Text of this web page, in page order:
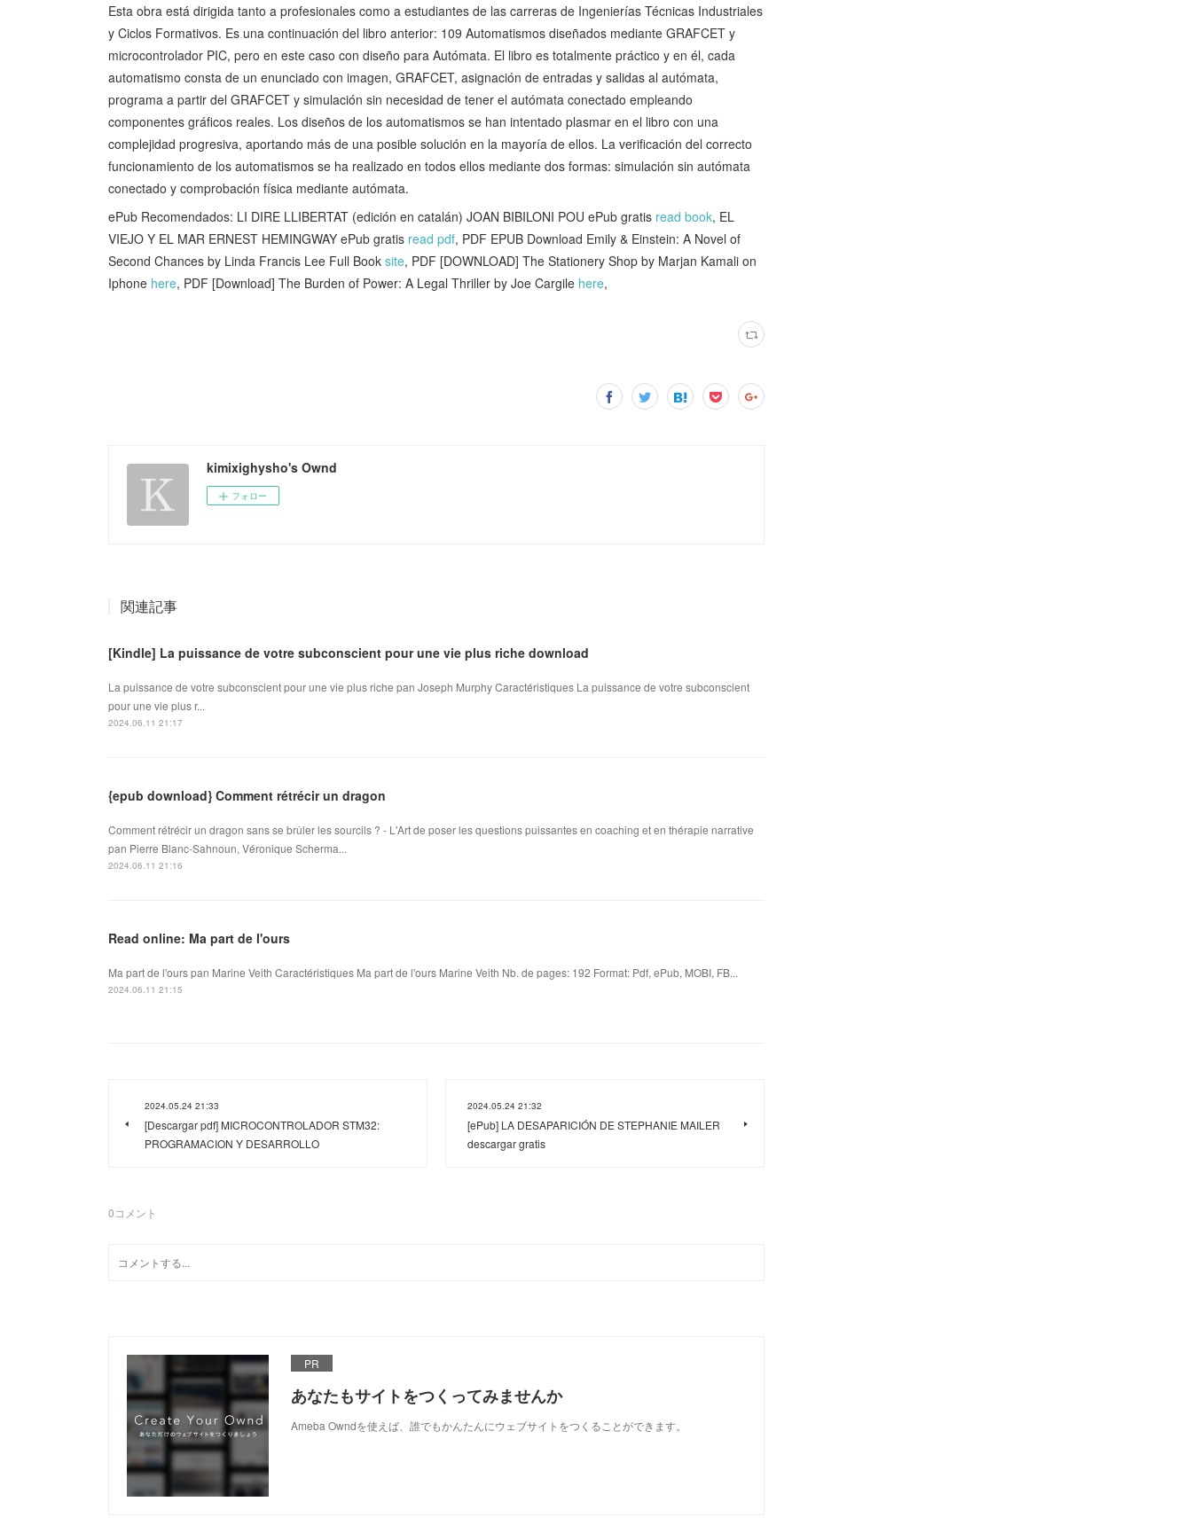
Esta obra está dirigida tanto a profesionales como a estudiantes de las carreras de Ingenierías Técnicas Industriales
y Ciclos Formativos. Es una continuación del libro anterior: 109 Automatismos diseñados mediante GRAFCET y
microcontrolador PIC, pero en este caso con diseño para Autómata. El libro es totalmente práctico y en él, cada
automatismo consta de un enunciado con imagen, GRAFCET, asignación de entradas y salidas al autómata,
programa a partir del GRAFCET y simulación sin necesidad de tener el autómata conectado empleando
componentes gráficos reales. Los diseños de los automatismos se han intentado plasmar en el libro con una
complejidad progresiva, aportando más de una posible solución en la mayoría de ellos. La verificación del correcto
funcionamiento de los automatismos se ha realizado en todos ellos mediante dos formas: simulación sin autómata
conectado y comprobación física mediante autómata.
ePub Recomendados: LI DIRE LLIBERTAT (edición en catalán) JOAN BIBILONI POU ePub gratis read book, EL
VIEJO Y EL MAR ERNEST HEMINGWAY ePub gratis read pdf, PDF EPUB Download Emily & Einstein: A Novel of
Second Chances by Linda Francis Lee Full Book site, PDF [DOWNLOAD] The Stationery Shop by Marjan Kamali on
Iphone here, PDF [Download] The Burden of Power: A Legal Thriller by Joe Cargile here,
kimixighysho's Ownd
フォロー
関連記事
[Kindle] La puissance de votre subconscient pour une vie plus riche download
La puissance de votre subconscient pour une vie plus riche pan Joseph Murphy Caractéristiques La puissance de votre subconscient
pour une vie plus r...
2024.06.11 21:17
{epub download} Comment rétrécir un dragon
Comment rétrécir un dragon sans se brûler les sourcils ? - L'Art de poser les questions puissantes en coaching et en thérapie narrative
pan Pierre Blanc-Sahnoun, Véronique Scherma...
2024.06.11 21:16
Read online: Ma part de l'ours
Ma part de l'ours pan Marine Veith Caractéristiques Ma part de l'ours Marine Veith Nb. de pages: 192 Format: Pdf, ePub, MOBI, FB...
2024.06.11 21:15
2024.05.24 21:33
[Descargar pdf] MICROCONTROLADOR STM32:
PROGRAMACION Y DESARROLLO
2024.05.24 21:32
[ePub] LA DESAPARICIÓN DE STEPHANIE MAILER
descargar gratis
0コメント
PR
あなたもサイトをつくってみませんか
Ameba Owndを使えば、誰でもかんたんにウェブサイトをつくることができます。